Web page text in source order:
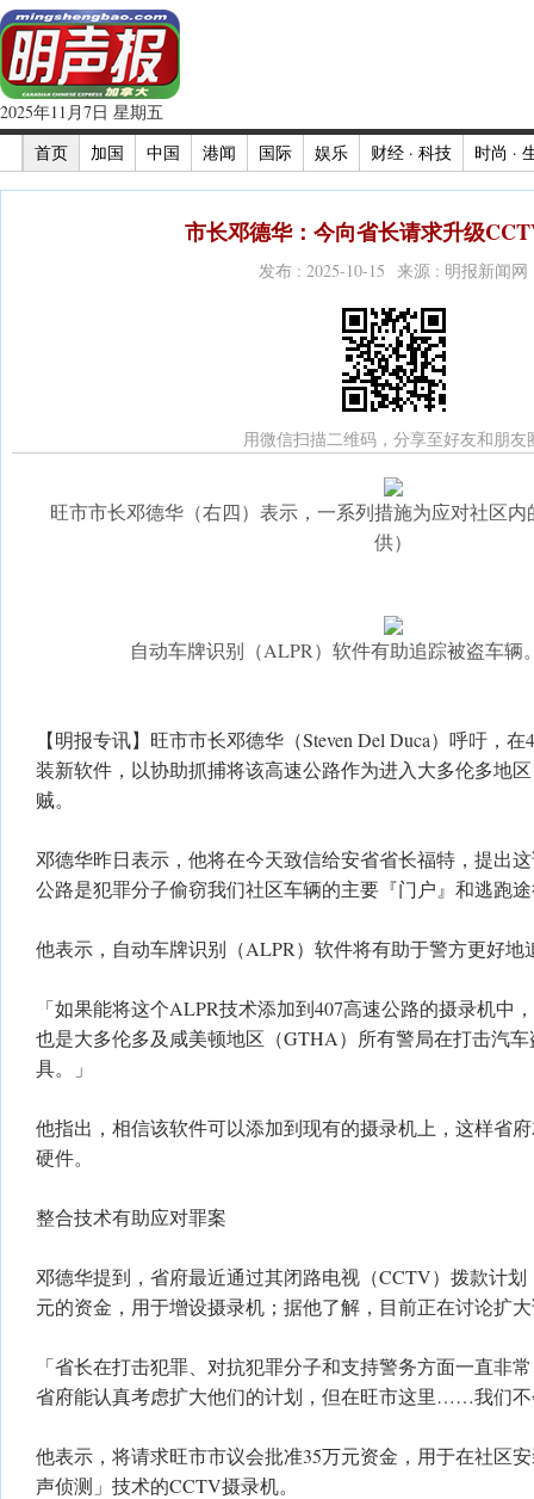
2025年11月7日 星期五
首页
加国 中国 港闻 国际 娱乐 财经 · 科技 时尚 ·
市长邓德华：今向省长请求升级
发布 : 2025-10-15 来源 : 明报新闻网
用微信扫描二维码，分享至好友和朋友
旺市市长邓德华（右四）表示，一系列措施为应对社区
供）
自动车牌识别（ALPR）软件有助追踪被盗车辆
【明报专讯】旺市市长邓德华（Steven Del Duca）呼吁，
装新软件，以协助抓捕将该高速公路作为进入大多伦多地
贼。
邓德华昨日表示，他将在今天致信给安省省长福特，提出
公路是犯罪分子偷窃我们社区车辆的主要『门户』和逃跑
他表示，自动车牌识别（ALPR）软件将有助于警方更好地
「如果能将这个ALPR技术添加到407高速公路的摄录机中
也是大多伦多及咸美顿地区（GTHA）所有警局在打击汽
具。」
他指出，相信该软件可以添加到现有的摄录机上，这样省
硬件。
整合技术有助应对罪案
邓德华提到，省府最近通过其闭路电视（CCTV）拨款计
元的资金，用于增设摄录机；据他了解，目前正在讨论扩
「省长在打击犯罪、对抗犯罪分子和支持警务方面一直非
省府能认真考虑扩大他们的计划，但在旺市这里……我们
他表示，将请求旺市市议会批准35万元资金，用于在社区
声侦测」技术的CCTV摄录机。